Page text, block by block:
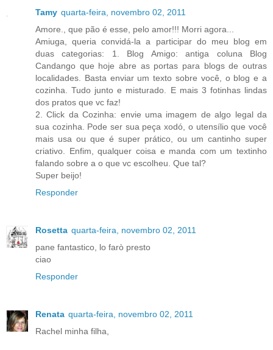
Tamy quarta-feira, novembro 02, 2011
Amore., que pão é esse, pelo amor!!! Morri agora...
Amiuga, queria convidá-la a participar do meu blog em
duas categorias: 1. Blog Amigo: antiga coluna Blog
Candango que hoje abre as portas para blogs de outras
localidades. Basta enviar um texto sobre você, o blog e a
cozinha. Tudo junto e misturado. E mais 3 fotinhas lindas
dos pratos que vc faz!
2. Click da Cozinha: envie uma imagem de algo legal da
sua cozinha. Pode ser sua peça xodó, o utensílio que você
mais usa ou que é super prático, ou um cantinho super
criativo. Enfim, qualquer coisa e manda com um textinho
falando sobre a o que vc escolheu. Que tal?
Super beijo!
Responder
Rosetta quarta-feira, novembro 02, 2011
pane fantastico, lo farò presto
ciao
Responder
Renata quarta-feira, novembro 02, 2011
Rachel minha filha,